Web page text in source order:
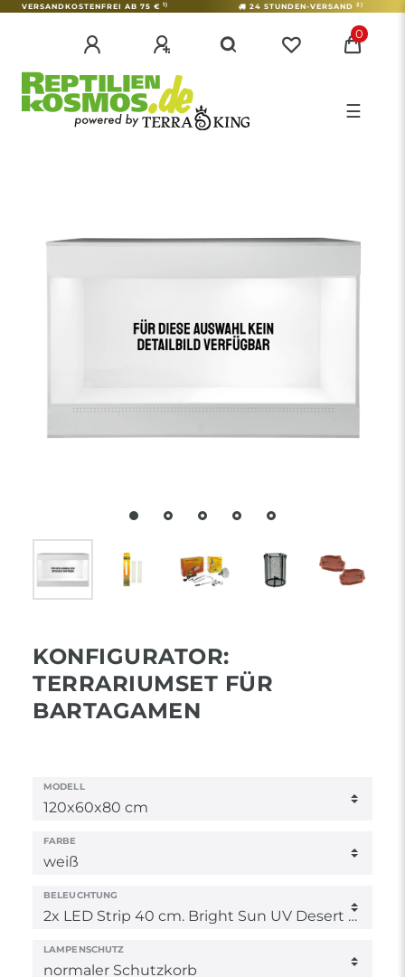
VERSANDKOSTENFREI AB 75 € 1) 24 STUNDEN-VERSAND 2)
0
☰
KONFIGURATOR:
TERRARIUMSET FÜR
BARTAGAMEN
MODELL
FARBE
BELEUCHTUNG
LAMPENSCHUTZ